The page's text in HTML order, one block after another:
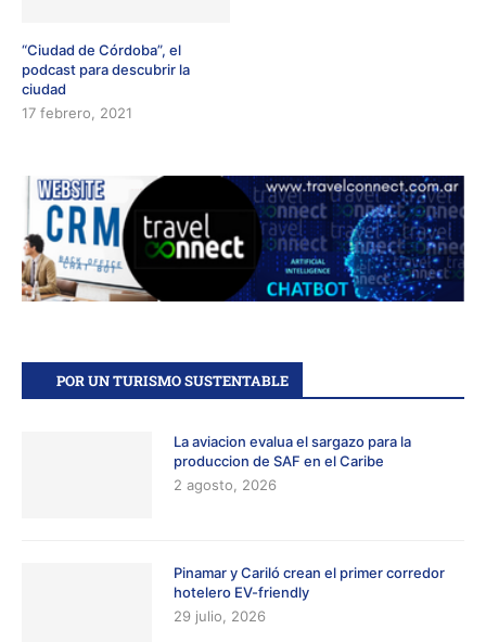
“Ciudad de Córdoba”, el
podcast para descubrir la
ciudad
17 febrero, 2021
POR UN TURISMO SUSTENTABLE
La aviacion evalua el sargazo para la
produccion de SAF en el Caribe
2 agosto, 2026
Pinamar y Cariló crean el primer corredor
hotelero EV-friendly
29 julio, 2026